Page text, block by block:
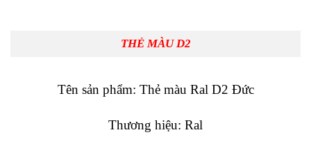
THẺ MÀU D2
Tên sản phẩm: Thẻ màu Ral D2 Đức
Thương hiệu: Ral